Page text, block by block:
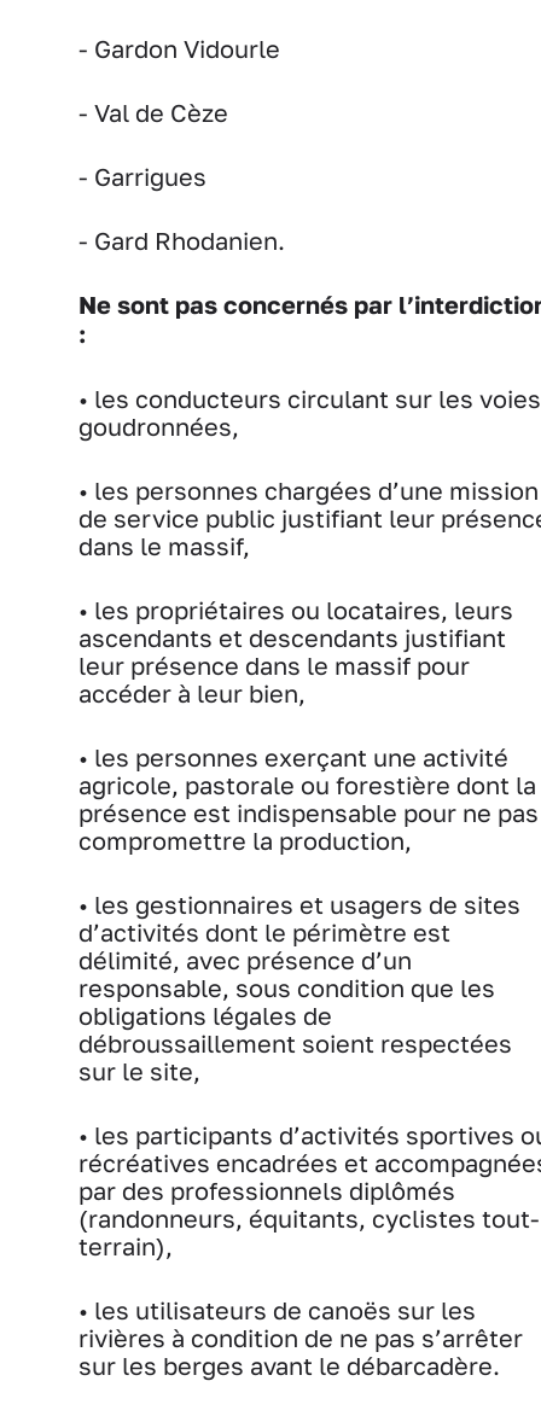
- Gardon Vidourle
- Val de Cèze
- Garrigues
- Gard Rhodanien.
Ne sont pas concernés par
:
• les conducteurs circulant sur les voies
goudronnées,
• les personnes chargées d’une mission
de service public justifiant leur
dans le massif,
• les propriétaires ou locataires, leurs
ascendants et descendants justifiant
leur présence dans le massif pour
accéder à leur bien,
• les personnes exerçant une activité
agricole, pastorale ou forestière dont la
présence est indispensable pour ne pas
compromettre la production,
• les gestionnaires et usagers de sites
d’activités dont le périmètre est
délimité, avec présence d’un
responsable, sous condition que les
obligations légales de
débroussaillement soient respectées
sur le site,
• les participants d’activités sportives
récréatives encadrées et
par des professionnels diplômés
(randonneurs, équitants, cyclistes tout-
terrain),
• les utilisateurs de canoës sur les
rivières à condition de ne pas s’arrêter
sur les berges avant le débarcadère.